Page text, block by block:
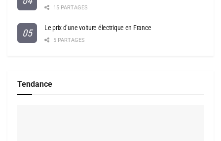
15 PARTAGES
Le prix d’une voiture électrique en France
5 PARTAGES
Tendance